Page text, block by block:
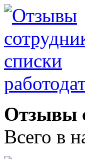
Отзывы
Всего в